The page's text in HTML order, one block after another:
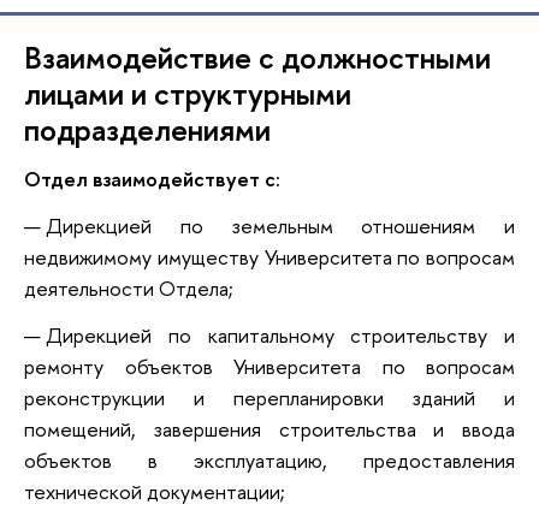
Взаимодействие с должностными
лицами и структурными
подразделениями
Отдел взаимодействует с:
Дирекцией по земельным отношениям и
недвижимому имуществу Университета по вопросам
деятельности Отдела;
Дирекцией по капитальному строительству и
ремонту объектов Университета по вопросам
реконструкции и перепланировки зданий и
помещений, завершения строительства и ввода
объектов в эксплуатацию, предоставления
технической документации;